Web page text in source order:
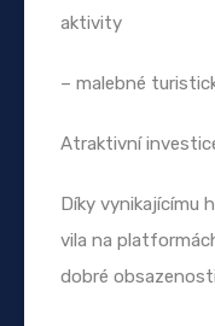
aktivity
– malebné
Atraktivní
Díky vynikajícímu
vila na
dobré